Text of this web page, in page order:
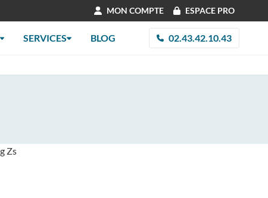
MON COMPTE ESPACE PRO
SERVICES BLOG 02.43.42.10.43